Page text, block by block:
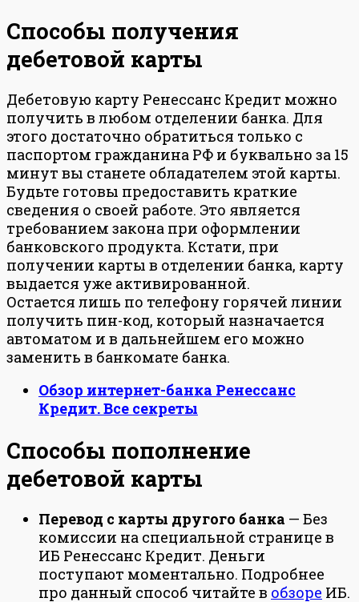
Способы получения
дебетовой карты
Дебетовую карту Ренессанс Кредит можно
получить в любом отделении банка. Для
этого достаточно обратиться только с
паспортом гражданина РФ и буквально за 15
минут вы станете обладателем этой карты.
Будьте готовы предоставить краткие
сведения о своей работе. Это является
требованием закона при оформлении
банковского продукта. Кстати, при
получении карты в отделении банка, карту
выдается уже активированной.
Остается лишь по телефону горячей линии
получить пин-код, который назначается
автоматом и в дальнейшем его можно
заменить в банкомате банка.
Обзор интернет-банка Ренессанс
Кредит. Все секреты
Способы пополнение
дебетовой карты
Перевод с карты другого банка — Без
комиссии на специальной странице в
ИБ Ренессанс Кредит. Деньги
поступают моментально. Подробнее
про данный способ читайте в обзоре ИБ.